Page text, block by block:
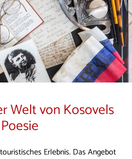
Welt von Kosovels
Poesie
Erlebnis. Das Angebot